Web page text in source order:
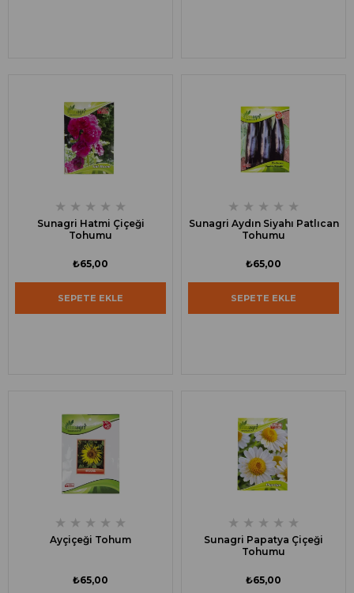
★ ★ ★ ★ ★
Sunagri Hatmi Çiçeği
Tohumu
₺65,00
SEPETE EKLE
★ ★ ★ ★ ★
Sunagri Aydın Siyahı Patlıcan
Tohumu
₺65,00
SEPETE EKLE
★ ★ ★ ★ ★
Ayçiçeği Tohum
₺65,00
★ ★ ★ ★ ★
Sunagri Papatya Çiçeği
Tohumu
₺65,00